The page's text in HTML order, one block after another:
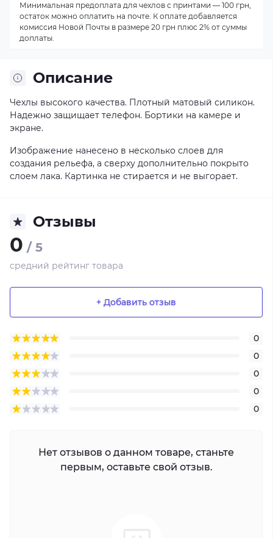
Описание
Чехлы высокого качества. Плотный матовый силикон.
Надежно защищает телефон. Бортики на камере и
экране.
Изображение нанесено в несколько слоев для
создания рельефа, а сверху дополнительно покрыто
слоем лака. Картинка не стирается и не выгорает.
Отзывы
0 / 5
средний рейтинг товара
+ Добавить отзыв
0
0
0
0
0
Нет отзывов о данном товаре, станьте
первым, оставьте свой отзыв.
Минимальная предоплата для чехлов с принтами — 100 грн,
остаток можно оплатить на почте. К оплате добавляется
комиссия Новой Почты в размере 20 грн плюс 2% от суммы
доплаты.